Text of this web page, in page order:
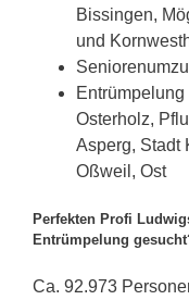
Bissingen,
und
Osterholz,
Asperg, Stadt
Oßweil, Ost
Perfekten Profi
Entrümpelung
Ca. 92.973